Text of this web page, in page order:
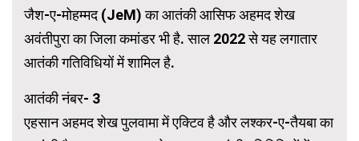
जैश-ए-मोहम्मद (JeM) का आतंकी आसिफ अहमद शेख
अवंतीपुरा का जिला कमांडर भी है. साल 2022 से यह लगातार
आतंकी गतिविधियों में शामिल है.
आतंकी नंबर- 3
एहसान अहमद शेख पुलवामा में एक्टिव है और लश्कर-ए-तैयबा का